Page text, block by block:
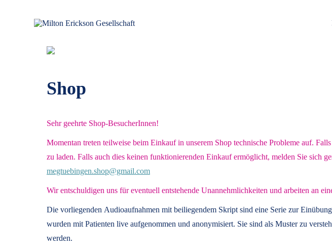
Shop
Sehr geehrte Shop-BesucherInnen!
Momentan treten teilweise beim Einkauf in unserem Shop technische Probleme auf.
zu laden. Falls auch dies keinen funktionierenden Einkauf ermöglicht, melden Sie sich
megtuebingen.shop@gmail.com
Wir entschuldigen uns für eventuell entstehende Unannehmlichkeiten und arbeiten an
Die vorliegenden Audioaufnahmen mit beiliegendem Skript sind eine Serie zur
wurden mit Patienten live aufgenommen und anonymisiert. Sie sind als Muster zu
werden.